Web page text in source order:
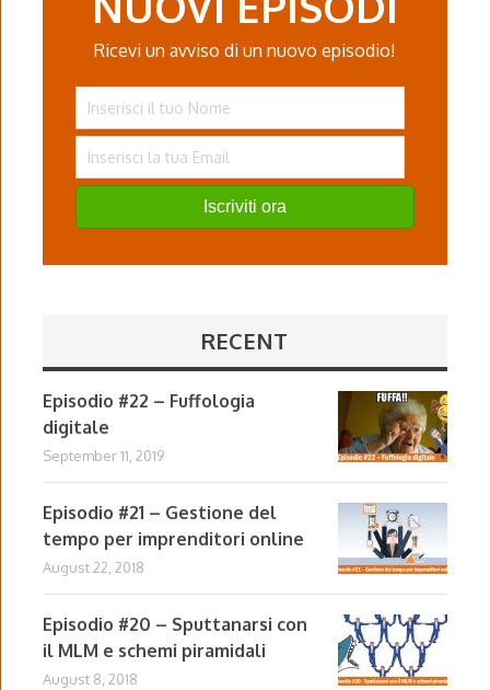
Ricevi un avviso di un nuovo episodio!
Iscriviti ora
RECENT
Episodio #22 – Fuffologia
digitale
September 11, 2019
Episodio #21 – Gestione del
tempo per imprenditori online
August 22, 2018
Episodio #20 – Sputtanarsi con
il MLM e schemi piramidali
August 8, 2018